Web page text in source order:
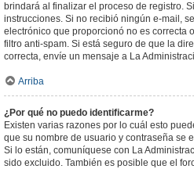
brindará al finalizar el proceso de registro.
instrucciones. Si no recibió ningún e-mail,
electrónico que proporcionó no es correcta
filtro anti-spam. Si está seguro de que la
correcta, envíe un mensaje a La
Arriba
¿Por qué no puedo identificarme?
Existen varias razones por lo cuál esto
que su nombre de usuario y contraseña se
Si lo están, comuníquese con La
sido excluido. También es posible que el